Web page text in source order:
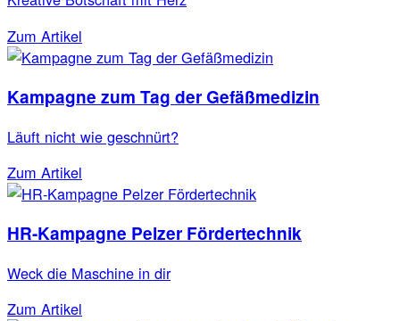
Zum Artikel
Kampagne zum Tag der Gefäßmedizin
Läuft nicht wie geschnürt?
Zum Artikel
HR-Kampagne Pelzer Fördertechnik
Weck die Maschine in dir
Zum Artikel